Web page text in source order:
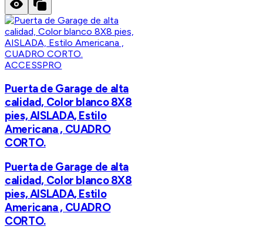
ACCESSPRO
Puerta de Garage de alta
calidad, Color blanco 8X8
pies, AISLADA, Estilo
Americana , CUADRO
CORTO.
Puerta de Garage de alta
calidad, Color blanco 8X8
pies, AISLADA, Estilo
Americana , CUADRO
CORTO.